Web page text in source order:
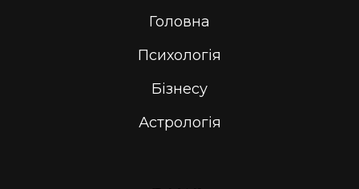
Головна
Психологія
Бізнесу
Астрологія